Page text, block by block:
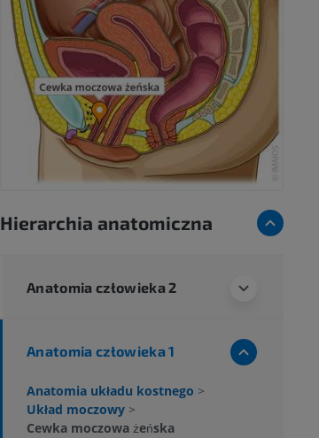
Hierarchia anatomiczna
Anatomia człowieka 2
Anatomia człowieka 1
Anatomia układu kostnego >
Układ moczowy >
Cewka moczowa żeńska